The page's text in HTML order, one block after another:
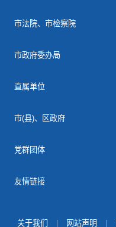
市法院、市检察院
市政府委办局
直属单位
市(县)、区政府
党群团体
友情链接
关于我们 网站声明